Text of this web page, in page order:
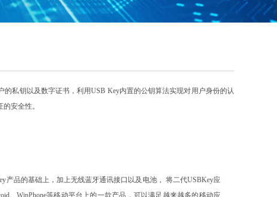
私钥以及数字证书，利用USB Key内置的公钥算法实现对用户身份的认
安全性。
产品的基础上，加上无线蓝牙通讯接口以及电池， 将二代USBKey应
、WinPhone等移动平台上的一款产品，可以满足越来越多的移动应